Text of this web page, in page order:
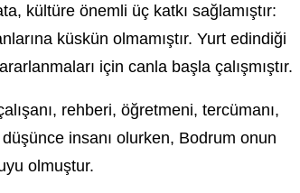
kültüre önemli üç katkı sağlamıştır:
küskün olmamıştır. Yurt edindiği
için canla başla çalışmıştır.
rehberi, öğretmeni, tercümanı,
insanı olurken, Bodrum onun
olmuştur.